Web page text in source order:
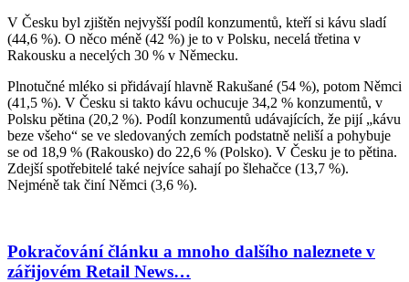
V Česku byl zjištěn nejvyšší podíl konzumentů, kteří si kávu sladí
(44,6 %). O něco méně (42 %) je to v Polsku, necelá třetina v
Rakousku a necelých 30 % v Německu.
Plnotučné mléko si přidávají hlavně Rakušané (54 %), potom Němci
(41,5 %). V Česku si takto kávu ochucuje 34,2 % konzumentů, v
Polsku pětina (20,2 %). Podíl konzumentů udávajících, že pijí „kávu
beze všeho“ se ve sledovaných zemích podstatně neliší a pohybuje
se od 18,9 % (Rakousko) do 22,6 % (Polsko). V Česku je to pětina.
Zdejší spotřebitelé také nejvíce sahají po šlehačce (13,7 %).
Nejméně tak činí Němci (3,6 %).
Pokračování článku a mnoho dalšího naleznete v
zářijovém Retail News…